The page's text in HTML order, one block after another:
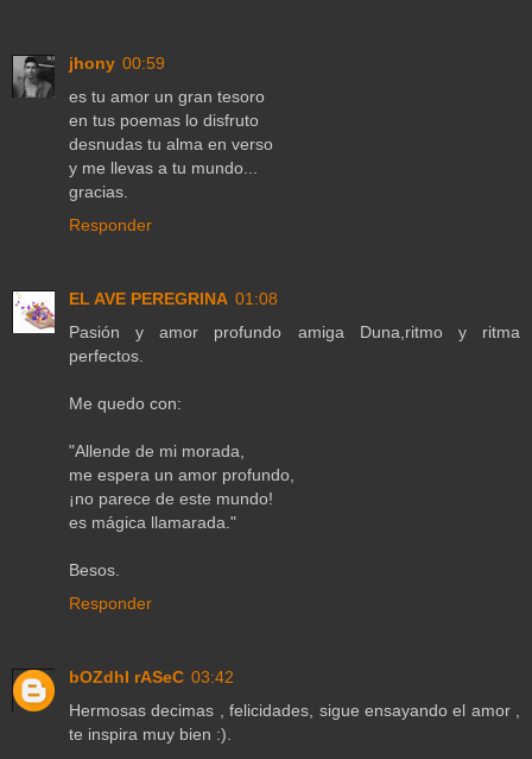
jhony 00:59
es tu amor un gran tesoro
en tus poemas lo disfruto
desnudas tu alma en verso
y me llevas a tu mundo...
gracias.
Responder
EL AVE PEREGRINA 01:08
Pasión y amor profundo amiga Duna,ritmo y ritma
perfectos.
Me quedo con:
"Allende de mi morada,
me espera un amor profundo,
¡no parece de este mundo!
es mágica llamarada."
Besos.
Responder
bOZdhI rASeC 03:42
Hermosas decimas , felicidades, sigue ensayando el amor ,
te inspira muy bien :).